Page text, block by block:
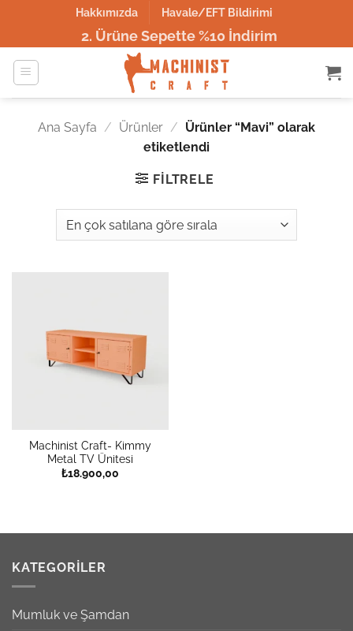
Hakkımızda Havale/EFT Bildirimi
2. Ürüne Sepette %10 İndirim
Ana Sayfa / Ürünler / Ürünler “Mavi” olarak
etiketlendi
FILTRELE
Machinist Craft- Kimmy
Metal TV Ünitesi
₺18.900,00
KATEGORILER
Mumluk ve Şamdan